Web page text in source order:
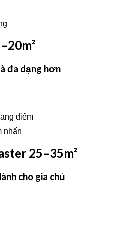
đa dạng hơn
điểm
nhấn
25–35m²
cho gia chủ